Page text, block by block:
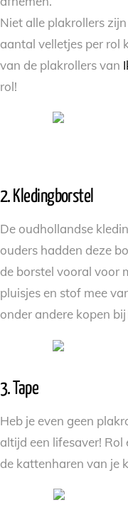
Niet alle plakrollers
aantal velletjes per rol
van de plakrollers van
rol!
2. Kledingborstel
De oudhollandse
ouders hadden deze
de borstel vooral voor
pluisjes en stof mee
onder andere kopen bij
3. Tape
Heb je even geen
altijd een lifesaver!
de kattenharen van je